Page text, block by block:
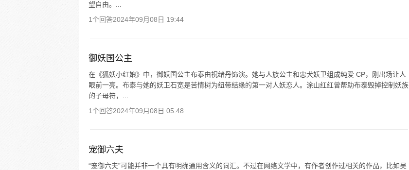
望自由。...
1个回答2024年09月08日 19:44
御妖国公主
在《狐妖小红娘》中，御妖国公主布泰由祝绪丹饰演。她与人族公主和忠犬妖卫组成纯爱 CP，刚出场让人
眼前一亮。布泰与她的妖卫石宽是苦情树为纽带结缘的第一对人妖恋人。涂山红红曾帮助布泰毁掉控制妖族
的子母符，...
1个回答2024年09月08日 05:48
宠御六夫
“宠御六夫”可能并非一个具有明确通用含义的词汇。不过在网络文学中，有作者创作过相关的作品，比如吴